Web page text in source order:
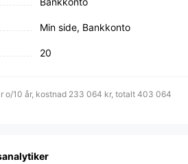
Min side, Bankkonto
20
o/10 år, kostnad 233 064 kr, totalt 403 064